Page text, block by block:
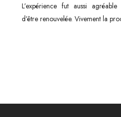
L’expérience fut aussi
d’être renouvelée. Vivement la